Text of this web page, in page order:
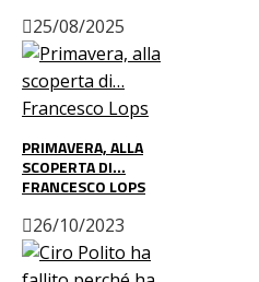
25/08/2025
PRIMAVERA, ALLA
SCOPERTA DI…
FRANCESCO LOPS
26/10/2023